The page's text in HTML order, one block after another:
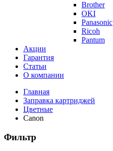
Brother
OKI
Panasonic
Ricoh
Pantum
Акции
Гарантия
Статьи
О компании
Главная
Заправка картриджей
Цветные
Canon
Фильтр